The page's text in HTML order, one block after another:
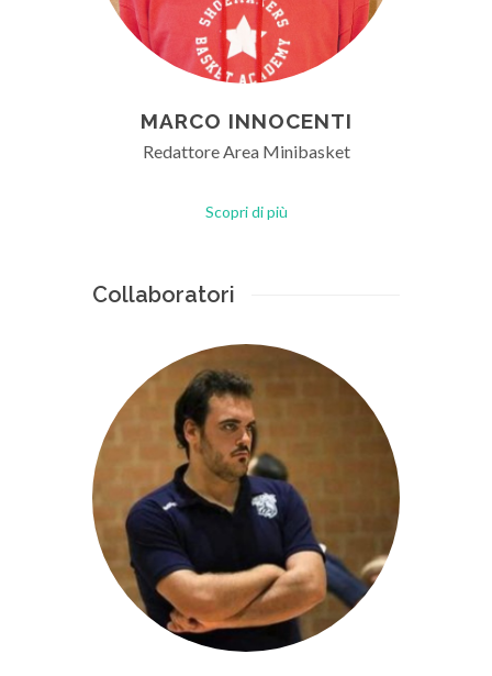
MARCO INNOCENTI
Redattore Area Minibasket
Scopri di più
Collaboratori